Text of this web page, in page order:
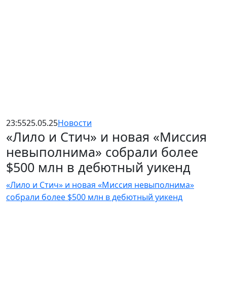
23:5525.05.25Новости
«Лило и Стич» и новая «Миссия
невыполнима» собрали более
$500 млн в дебютный уикенд
«Лило и Стич» и новая «Миссия невыполнима»
собрали более $500 млн в дебютный уикенд